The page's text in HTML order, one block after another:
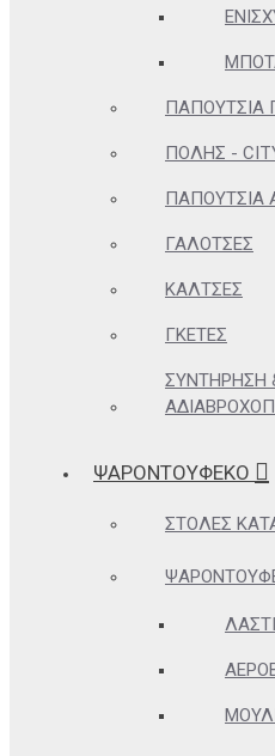
ΠΑΠΟΎΤΣΙΑ
ΠΌΛΗΣ -
ΠΑΠΟΎΤΣΙΑ
ΓΑΛΌΤΣΕΣ
ΚΆΛΤΣΕΣ
ΓΚΈΤΕΣ
ΣΥΝΤΉΡΗΣΗ
ΨΑΡΟΝΤΟΥΦΕΚΟ
ΣΤΟΛΈΣ